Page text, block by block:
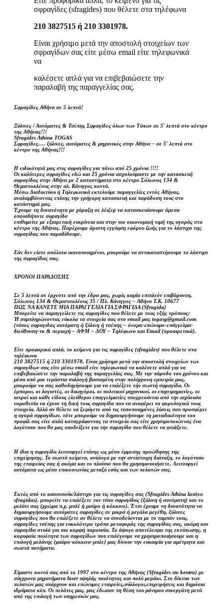
σφραγίδες (sfragides) που θέλετε στα τηλέφωνα
210 3827515 ή 210 3301978.
Είναι χρήσιμο μετά την αποστολή στοιχείων των
σφραγίδων σας είτε μέσω email είτε τηλεφωνικά
να
καλέσετε απλά για να επιβεβαιώσετε την
παραλαβή της παραγγελίας σας.
Σφραγίδες Αθήνα σε 5 λεπτά!
Ξύλινες / Αυτόματες & Τσέπης Σφραγίδες όλων των Τύπων σε 5′ λεπτά στο κέντρο
της Αθήνας!!!
Sfragides Athina TOGAS
Σφραγίδες…. ξύλινες, αυτόματες & μηχανικές στην Αθήνα – σε 5′ λεπτά στο
κέντρο της Αθήνας!!!
Η ειδικότητά μας στις σφραγίδες για πάνω από 25 χρόνια !!!!
Οι καλύτερες σφραγίδες εδώ και 25 χρόνια ασχολούμαστε με την κατασκευή
σφραγίδας στην Αθήνα με 2 καταστήματα στο κέντρο Σόλωνος 134 &
Θεμιστοκλέους στην πλ. Κάνιγγος κοντά.
Μέσω Διαδικτύου ή Τηλεφωνικά εκτελούμε παραγγελίες εντός Αθήνας,
αναλαμβάνοντας επίσης την γρήγορη κατασκευή και παράδοση τους στο
κατάστημά μας.
Έχουμε τη δυνατότητα με χάραξη σε λέιζερ να κατασκευάσουμε άμεσα
οποιαδήποτε σφραγίδα
επιθυμείτε με εξαιρετική ευκρίνεια και στην πιο οικονομική τιμή της αγοράς στο
κέντρο της Αθήνας. Παρέχουμε άριστη εγγύηση εφόρου ζωής για το λάστιχο της
σφραγίδας που παραδίδουμε.
Εάν δεν είστε απόλυτα ικανοποιημένοι, μπορούμε να αντικαταστήσουμε το λάστιχο
της σφραγίδας σας.
ΧΡΟΝΟΙ ΠΑΡΑΔΟΣΗΣ
Σε 5 λεπτά αν έρχεστε από την έδρα μας, χωρίς καμία επιπλεόν επιβάρυνση.
Σόλωνος 134 & Θεμιστοκλέους 35 / Πλ. Κάνιγγος – Αθήνα Τ.Κ. 10677
ΠΩΣ ΝΑ ΚΑΝΕΤΕ ΜΙΑ ΠΑΡΑΓΓΕΛΙΑ ΓΙΑ ΣΦΡΑΓΙΔΑ (Sfragida)
Μπορείτε να παραγγείλετε τις σφραγίδες που θέλετε με τους εξής τρόπους:
Ή συμπληρώνοντας εύκολα τα στοιχεία σας στο email μας togasg@gmail.com
(τύπος σφραγιδας αυτόματη ή ξύλινη ή τσέπης – όνομα-επώνυμο-επάγγελμα-
διεύθυνση-τκ & περιοχή – ΑΦΜ – ΔΟΥ – Τηλέφωνο και Email (προαιρετικά).
Είτε προφορικά απλά, το κείμενο για τις σφραγίδες (sfragides) που θέλετε στα
τηλέφωνα
210 3827515 ή 210 3301978. Είναι χρήσιμο μετά την αποστολή στοιχείων των
σφραγίδων σας είτε μέσω email είτε τηλεφωνικά να καλέσετε απλά για να
επιβεβαιώσετε την παραλαβή της παραγγελίας σας. Με την πάροδο του χρόνου και
μέσα από μια τεράστια συλλογή βασισμένη στην πολύχρονη εμπειρία μας,
μπορούμε να σας καθοδηγήσουμε για να επιλέξετε τήν σωστή σφραγίδα. Οι
έμποροι, οι λογιστές, οι δικηγόροι, οι πολιτικοί μηχανικοί, οι επιχειρηματίες, οι
ιατροί και κάθε είδους ελεύθεροι επαγγελματίες υποχρεούνται από την ισχύουσα
νομοθεσία να έχουν τη δική τους σφραγίδα που να αναφέρει τα φορολογικά τους
στοιχεία. Αλλά αν θέλετε να ξεφύγετε από τις τυποποιημένες λύσεις που προσφέρει
η αγορά σφραγίδων, τότε μπορούμε να δημιουργήσουμε τη μοναδικότητα του
προφίλ σας είτε απλά καταγράφοντας τα στοιχεία σας είτε χρησιμοποιώντας ένα
λογότυπο που θα μας υποδείξετε για την σφραγίδα που θέλετε να φτιάξετε.
Η ίδια η σφραγίδα λειτουργεί επίσης ως μέσο έμμεσης προώθησης της
επιχείρησης. Το σωστό κείμενο, ανάλογα με την αντίστοιχη διάταξη, το λογότυπο
της εταιρείας σας ή ακόμα και το πλαίσιο που θα χρησιμοποιήσετε, Λειτουργεί
αυτόματα ως μέσο επικοινωνίας μεταξύ εσάς και των πελατών σας.
Εκτός από το καουτσούκ/λάστιχο για τις σφραγίδες σας (Sfragides Athina lastixo
sfragidas), μπορείτε να επιλέξετε τον τύπο σφραγίδας (ξύλινη ή αυτόματη) και το
μελάνι σας (χρώμα π.χ. μπλέ ή μαύρο ή κόκκινο). Έτσι έχουμε τη δυνατότητα να
δημιουργήσουμε αυτόματες σφραγίδες σε μικρά ή μεγάλα μεγέθη, ξύλινες
σφραγίδες που θα επιλέξετε αν θέλετε να συνοδεύονται με το ταμπόν τους,
σφραγίδες τσέπης για ευκολότερο τρόπο μεταφοράς της σφραγίδας σας, ακόμη και
σφραγίδα στυλό για πιο κομψή παρουσία. Το άψογο αποτέλεσμα της εκτύπωσης, η
κορυφαία ποιότητα των σφραγίδων που επιλέγουμε να χρησιμοποιήσουμε και η
επιλογή μελάνης (μαύρο-κόκκινο-μπλε) μας δίνουν την ευκαιρία για αμέτρητα και
σωστά πατήματα.
Είμαστε κοντά σας από το 1997 στο κέντρο της Αθήνας (Sfragides sto kentro) με
σύγχρονα μηχανήματα laser υψηλής ποιότητας και πολύ μεράκι. Στο δίκτυο των
πελατών μας υπάρχουν και επώνυμες εταιρείες,σύλλογοι,επιχειρήσεις και δημόσια
ιδρύματα κλπ. Οι πελάτες μας, μας έδωσαν τη θέση του μόνιμου συνεργάτη μετά
από της επιλογή των υπηρεσιών μας.